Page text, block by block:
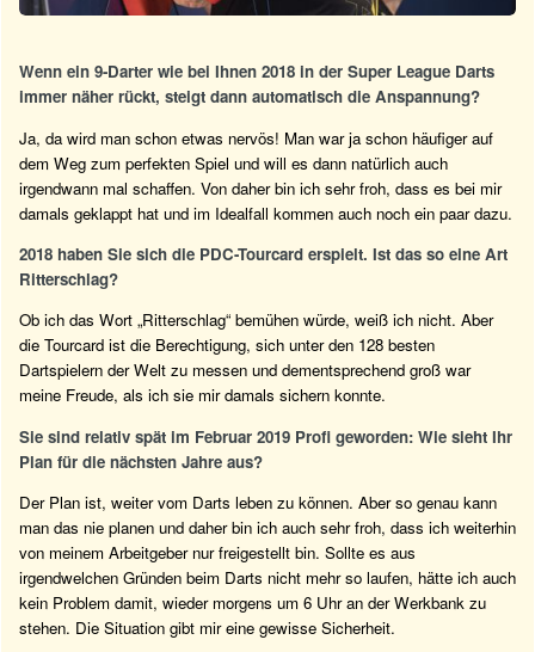
Wenn ein 9-Darter wie bei Ihnen 2018 in der Super League Darts
immer näher rückt, steigt dann automatisch die Anspannung?
Ja, da wird man schon etwas nervös! Man war ja schon häufiger auf
dem Weg zum perfekten Spiel und will es dann natürlich auch
irgendwann mal schaffen. Von daher bin ich sehr froh, dass es bei mir
damals geklappt hat und im Idealfall kommen auch noch ein paar dazu.
2018 haben Sie sich die PDC-Tourcard erspielt. Ist das so eine Art
Ritterschlag?
Ob ich das Wort „Ritterschlag“ bemühen würde, weiß ich nicht. Aber
die Tourcard ist die Berechtigung, sich unter den 128 besten
Dartspielern der Welt zu messen und dementsprechend groß war
meine Freude, als ich sie mir damals sichern konnte.
Sie sind relativ spät im Februar 2019 Profi geworden: Wie sieht Ihr
Plan für die nächsten Jahre aus?
Der Plan ist, weiter vom Darts leben zu können. Aber so genau kann
man das nie planen und daher bin ich auch sehr froh, dass ich weiterhin
von meinem Arbeitgeber nur freigestellt bin. Sollte es aus
irgendwelchen Gründen beim Darts nicht mehr so laufen, hätte ich auch
kein Problem damit, wieder morgens um 6 Uhr an der Werkbank zu
stehen. Die Situation gibt mir eine gewisse Sicherheit.